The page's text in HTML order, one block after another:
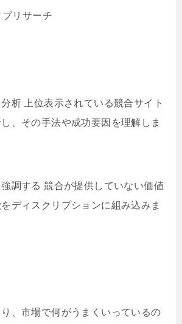
リサーチ
析 上位表示されている競合サイト
、その手法や成功要因を理解しま
調する 競合が提供していない価値
ディスクリプションに組み込みま
、市場で何がうまくいっているの